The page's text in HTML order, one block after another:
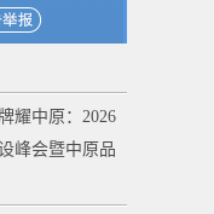
耀中原：2026
峰会暨中原品